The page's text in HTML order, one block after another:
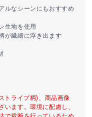
ルなシーンにもおすすめ
生地を使用
が繊細に浮き出ます
トライプ柄)、商品画像
います。環境に配慮し、